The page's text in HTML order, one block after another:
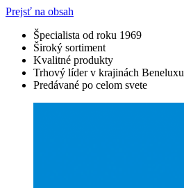
Prejsť na obsah
Špecialista od roku 1969
Široký sortiment
Kvalitné produkty
Trhový líder v krajinách Beneluxu
Predávané po celom svete